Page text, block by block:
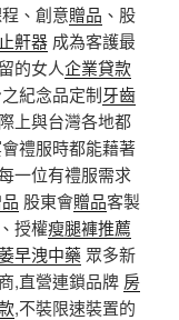
、創意贈品 、股
止鼾器 成為客護最
的女人企業貸款
紀念品定制牙齒
上與台灣各地都
禮服時都能藉著
一位有禮服需求
股東會贈品客製
授權瘦腿褲推薦
早洩中藥 眾多新
,直營連鎖品牌 房
,不裝限速裝置的